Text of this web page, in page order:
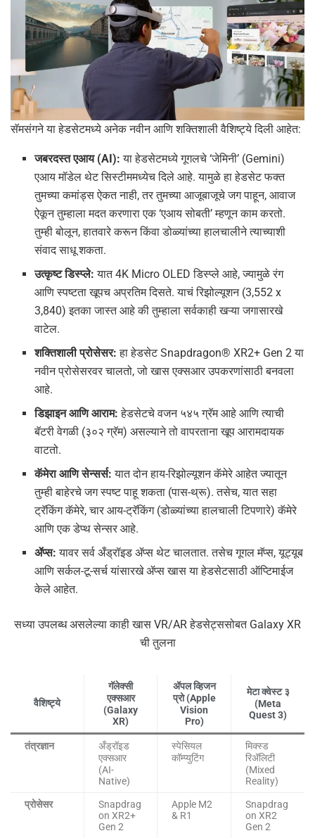
सॅमसंगने या हेडसेटमध्ये अनेक नवीन आणि शक्तिशाली वैशिष्ट्ये दिली आहेत:
जबरदस्त एआय (AI): या हेडसेटमध्ये गूगलचे ‘जेमिनी’ (Gemini)
एआय मॉडेल थेट सिस्टीममध्येच दिले आहे. यामुळे हा हेडसेट फक्त
तुमच्या कमांड्स ऐकत नाही, तर तुमच्या आजूबाजूचे जग पाहून, आवाज
ऐकून तुम्हाला मदत करणारा एक ‘एआय सोबती’ म्हणून काम करतो.
तुम्ही बोलून, हातवारे करून किंवा डोळ्यांच्या हालचालीने त्याच्याशी
संवाद साधू शकता.
उत्कृष्ट डिस्प्ले: यात 4K Micro OLED डिस्प्ले आहे, ज्यामुळे रंग
आणि स्पष्टता खूपच अप्रतिम दिसते. याचं रिझोल्यूशन (3,552 x
3,840) इतका जास्त आहे की तुम्हाला सर्वकाही खऱ्या जगासारखे
वाटेल.
शक्तिशाली प्रोसेसर: हा हेडसेट Snapdragon® XR2+ Gen 2 या
नवीन प्रोसेसरवर चालतो, जो खास एक्सआर उपकरणांसाठी बनवला
आहे.
डिझाइन आणि आराम: हेडसेटचे वजन ५४५ ग्रॅम आहे आणि त्याची
बॅटरी वेगळी (३०२ ग्रॅम) असल्याने तो वापरताना खूप आरामदायक
वाटतो.
कॅमेरा आणि सेन्सर्स: यात दोन हाय-रिझोल्यूशन कॅमेरे आहेत ज्यातून
तुम्ही बाहेरचे जग स्पष्ट पाहू शकता (पास-थ्रू). तसेच, यात सहा
ट्रॅकिंग कॅमेरे, चार आय-ट्रॅकिंग (डोळ्यांच्या हालचाली टिपणारे) कॅमेरे
आणि एक डेप्थ सेन्सर आहे.
ॲप्स: यावर सर्व अँड्रॉइड ॲप्स थेट चालतात. तसेच गूगल मॅप्स, यूट्यूब
आणि सर्कल-टू-सर्च यांसारखे ॲप्स खास या हेडसेटसाठी ऑप्टिमाईज
केले आहेत.
सध्या उपलब्ध असलेल्या काही खास VR/AR हेडसेट्ससोबत Galaxy XR
ची तुलना
वैशिष्ट्ये
गॅलेक्सी
एक्सआर
(Galaxy
XR)
ॲपल व्हिजन
प्रो (Apple
Vision
Pro)
मेटा क्वेस्ट ३
(Meta
Quest 3)
तंत्रज्ञान
अँड्रॉइड
एक्सआर
(AI-
Native)
स्पेसियल
कॉम्प्युटिंग
मिक्स्ड
रिॲलिटी
(Mixed
Reality)
प्रोसेसर
Snapdrag
on XR2+
Gen 2
Apple M2
& R1
Snapdrag
on XR2
Gen 2